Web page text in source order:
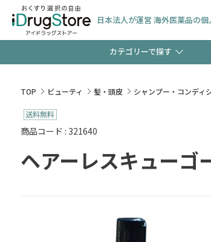
日本法人が運営 海外医薬品の
カテゴリーで探す
検査キット
【早割
新規登録
TOP ビューティ 髪・頭皮 シャンプー・コンディ
商品コード : 321640
ヘアーレスキューゴ